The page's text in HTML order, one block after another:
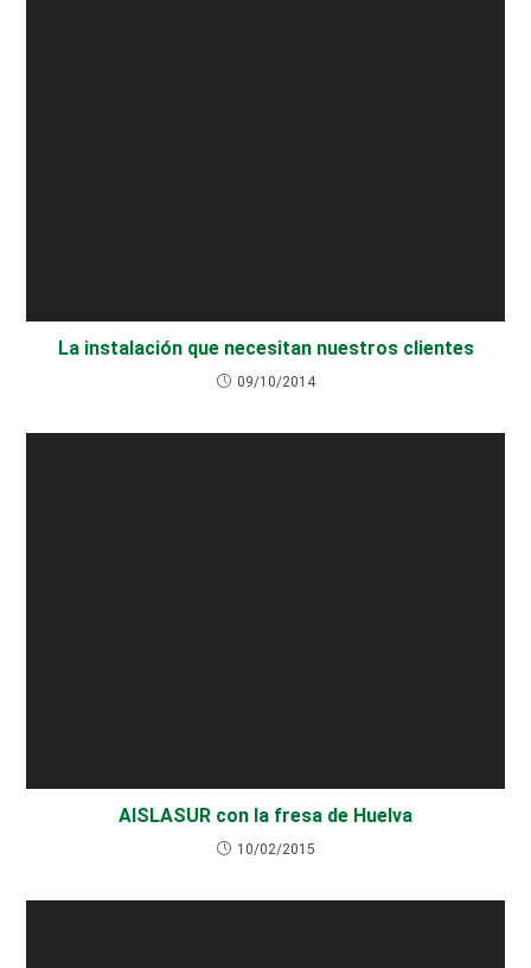
La instalación que necesitan nuestros clientes
09/10/2014
AISLASUR con la fresa de Huelva
10/02/2015